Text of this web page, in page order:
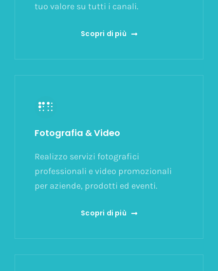
tuo valore su tutti i canali.
Scopri di più
Fotografia & Video
Realizzo servizi fotografici
professionali e video promozionali
per aziende, prodotti ed eventi.
Scopri di più